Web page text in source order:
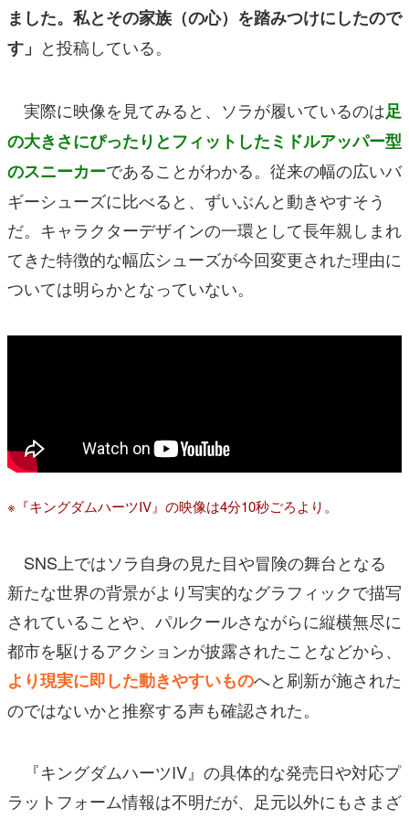
ました。私とその家族（の心）を踏みつけにしたので
す」 と投稿している。
実際に映像を見てみると、ソラが履いているのは足
の大きさにぴったりとフィットしたミドルアッパー型
のスニーカーであることがわかる。従来の幅の広いバ
ギーシューズに比べると、ずいぶんと動きやすそう
だ。キャラクターデザインの一環として長年親しまれ
てきた特徴的な幅広シューズが今回変更された理由に
ついては明らかとなっていない。
※『キングダムハーツIV』の映像は4分10秒ごろより。
SNS上ではソラ自身の見た目や冒険の舞台となる
新たな世界の背景がより写実的なグラフィックで描写
されていることや、パルクールさながらに縦横無尽に
都市を駆けるアクションが披露されたことなどから、
より現実に即した動きやすいものへと刷新が施された
のではないかと推察する声も確認された。
『キングダムハーツIV』の具体的な発売日や対応プ
ラットフォーム情報は不明だが、足元以外にもさまざ